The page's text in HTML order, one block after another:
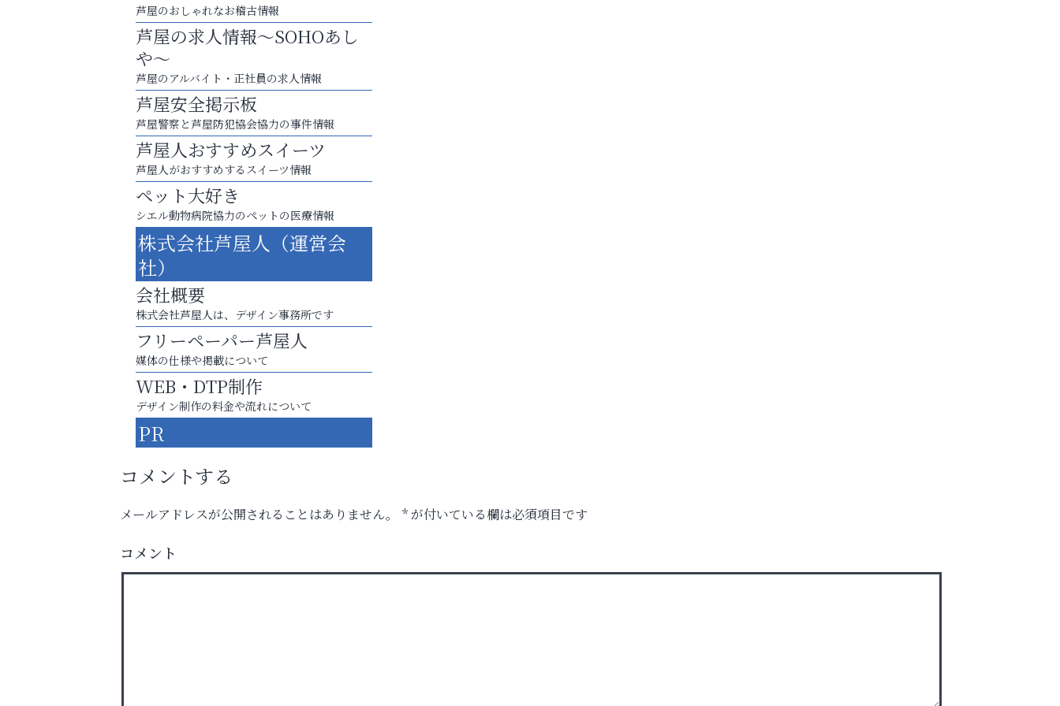
英語で育つ、世界が広がる！
杉塾 芦屋校
ラ・ミカ矯正歯科
芦屋のおしゃれなお稽古情報
芦屋の求人情報～SOHOあし
や～
芦屋のアルバイト・正社員の求人情報
芦屋安全掲示板
芦屋警察と芦屋防犯協会協力の事件情報
芦屋人おすすめスイーツ
芦屋人がおすすめするスイーツ情報
ペット大好き
シエル動物病院協力のペットの医療情報
株式会社芦屋人（運営会
社）
会社概要
株式会社芦屋人は、デザイン事務所です
フリーペーパー芦屋人
媒体の仕様や掲載について
WEB・DTP制作
デザイン制作の料金や流れについて
PR
コメントする
メールアドレスが公開されることはありません。 *が付いている欄は必須項目です
コメント